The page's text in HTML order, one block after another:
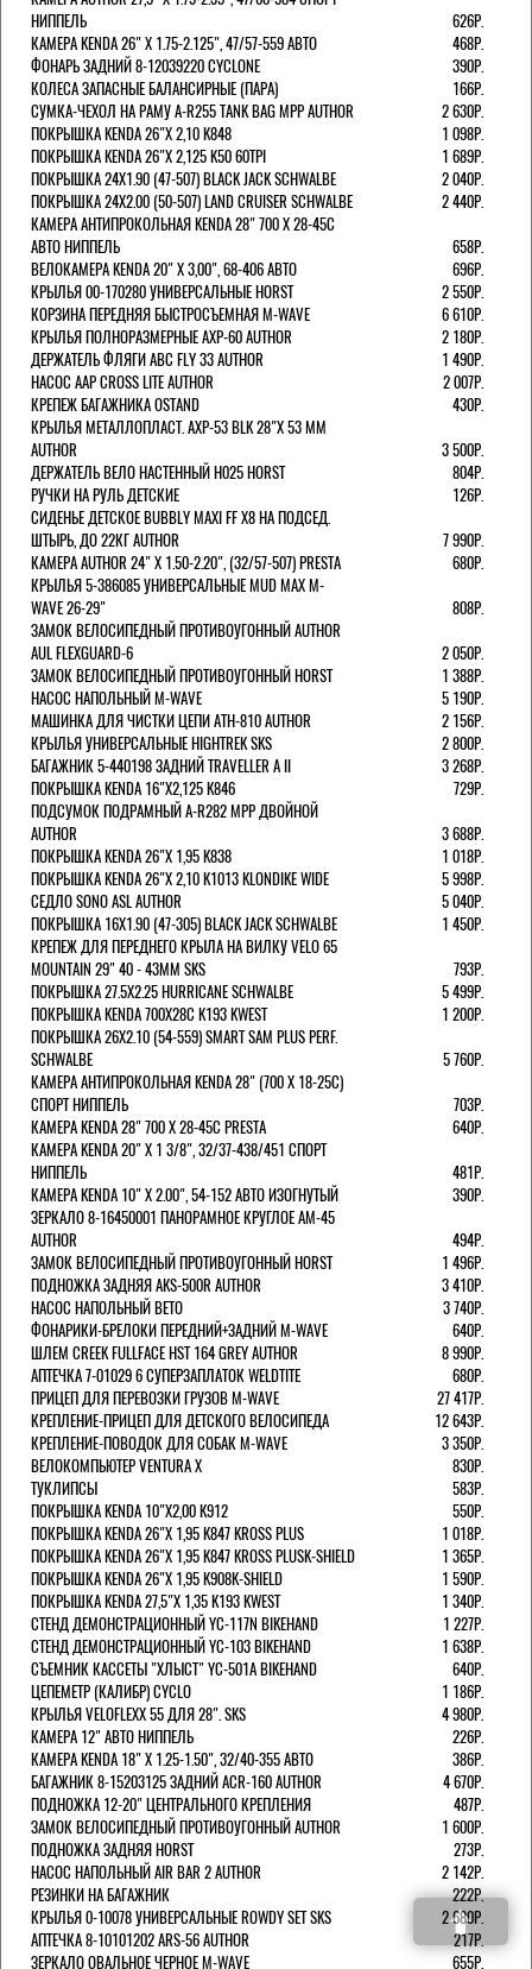
НИППЕЛЬ
626Р.
КАМЕРА KENDA 26" Х 1.75-2.125", 47/57-559 АВТО
468Р.
ФОНАРЬ ЗАДНИЙ 8-12039220 CYCLONE
390Р.
КОЛЕСА ЗАПАСНЫЕ БАЛАНСИРНЫЕ (ПАРА)
166Р.
CУМКА-ЧЕХОЛ НА РАМУ A-R255 TANK BAG MPP AUTHOR
2 630Р.
ПОКРЫШКА KENDA 26"Х 2,10 K848
1 098Р.
ПОКРЫШКА KENDA 26"Х 2,125 K50 60TPI
1 689Р.
ПОКРЫШКА 24X1.90 (47-507) BLACK JACK SCHWALBE
2 040Р.
ПОКРЫШКА 24X2.00 (50-507) LAND CRUISER SCHWALBE
2 440Р.
КАМЕРА АНТИПРОКОЛЬНАЯ KENDA 28" 700 Х 28-45C
АВТО НИППЕЛЬ
658Р.
ВЕЛОКАМЕРА KENDA 20" Х 3,00", 68-406 АВТО
696Р.
КРЫЛЬЯ 00-170280 УНИВЕРСАЛЬНЫЕ HORST
2 550Р.
КОРЗИНА ПЕРЕДНЯЯ БЫСТРОСЪЕМНАЯ M-WAVE
6 610Р.
КРЫЛЬЯ ПОЛНОРАЗМЕРНЫЕ AXP-60 AUTHOR
2 180Р.
ДЕРЖАТЕЛЬ ФЛЯГИ АВС FLY 33 AUTHOR
1 490Р.
НАСОС AAP CROSS LITE AUTHOR
2 007Р.
КРЕПЕЖ БАГАЖНИКА OSTAND
430Р.
КРЫЛЬЯ МЕТАЛЛОПЛАСТ. AXP-53 BLK 28"Х 53 ММ
AUTHOR
3 500Р.
ДЕРЖАТЕЛЬ ВЕЛО НАСТЕННЫЙ H025 HORST
804Р.
РУЧКИ НА РУЛЬ ДЕТСКИЕ
126Р.
СИДЕНЬЕ ДЕТСКОЕ BUBBLY MAXI FF X8 НА ПОДСЕД.
ШТЫРЬ, ДО 22КГ AUTHOR
7 990Р.
КАМЕРА AUTHOR 24" Х 1.50-2.20", (32/57-507) PRESTA
680Р.
КРЫЛЬЯ 5-386085 УНИВЕРСАЛЬНЫЕ MUD MAX M-
WAVE 26-29"
808Р.
ЗАМОК ВЕЛОСИПЕДНЫЙ ПРОТИВОУГОННЫЙ AUTHOR
AUL FLEXGUARD-6
2 050Р.
ЗАМОК ВЕЛОСИПЕДНЫЙ ПРОТИВОУГОННЫЙ HORST
1 388Р.
НАСОС НАПОЛЬНЫЙ M-WAVE
5 190Р.
МАШИНКА ДЛЯ ЧИСТКИ ЦЕПИ ATH-810 AUTHOR
2 156Р.
КРЫЛЬЯ УНИВЕРСАЛЬНЫЕ HIGHTREK SKS
2 800Р.
БАГАЖНИК 5-440198 ЗАДНИЙ TRAVELLER A II
3 268Р.
ПОКРЫШКА KENDA 16"Х2,125 K846
729Р.
ПОДСУМОК ПОДРАМНЫЙ A-R282 MPP ДВОЙНОЙ
AUTHOR
3 688Р.
ПОКРЫШКА KENDA 26"Х 1,95 K838
1 018Р.
ПОКРЫШКА KENDA 26"Х 2,10 K1013 KLONDIKE WIDE
5 998Р.
СЕДЛО SONO ASL AUTHOR
5 040Р.
ПОКРЫШКА 16X1.90 (47-305) BLACK JACK SCHWALBE
1 450Р.
КРЕПЕЖ ДЛЯ ПЕРЕДНЕГО КРЫЛА НА ВИЛКУ VELO 65
MOUNTAIN 29" 40 - 43ММ SKS
793Р.
ПОКРЫШКА 27.5X2.25 HURRICANE SCHWALBE
5 499Р.
ПОКРЫШКА KENDA 700Х28С K193 KWEST
1 200Р.
ПОКРЫШКА 26X2.10 (54-559) SMART SAM PLUS PERF.
SCHWALBE
5 760Р.
КАМЕРА АНТИПРОКОЛЬНАЯ KENDA 28" (700 Х 18-25C)
СПОРТ НИППЕЛЬ
703Р.
КАМЕРА KENDA 28" 700 Х 28-45С PRESTA
640Р.
КАМЕРА KENDA 20" Х 1 3/8", 32/37-438/451 СПОРТ
НИППЕЛЬ
481Р.
КАМЕРА KENDA 10" Х 2.00", 54-152 АВТО ИЗОГНУТЫЙ
390Р.
ЗЕРКАЛО 8-16450001 ПАНОРАМНОЕ КРУГЛОЕ AM-45
AUTHOR
494Р.
ЗАМОК ВЕЛОСИПЕДНЫЙ ПРОТИВОУГОННЫЙ HORST
1 496Р.
ПОДНОЖКА ЗАДНЯЯ AKS-500R AUTHOR
3 410Р.
НАСОС НАПОЛЬНЫЙ BETO
3 740Р.
ФОНАРИКИ-БРЕЛОКИ ПЕРЕДНИЙ+ЗАДНИЙ M-WAVE
640Р.
ШЛЕМ CREEK FULLFACE HST 164 GREY AUTHOR
8 990Р.
АПТЕЧКА 7-01029 6 СУПЕРЗАПЛАТОК WELDTITE
680Р.
ПРИЦЕП ДЛЯ ПЕРЕВОЗКИ ГРУЗОВ M-WAVE
27 417Р.
КРЕПЛЕНИЕ-ПРИЦЕП ДЛЯ ДЕТСКОГО ВЕЛОСИПЕДА
12 643Р.
КРЕПЛЕНИЕ-ПОВОДОК ДЛЯ СОБАК M-WAVE
3 350Р.
ВЕЛОКОМПЬЮТЕР VENTURA Х
830Р.
ТУКЛИПСЫ
583Р.
ПОКРЫШКА KENDA 10"Х2,00 K912
550Р.
ПОКРЫШКА KENDA 26"Х 1,95 K847 KROSS PLUS
1 018Р.
ПОКРЫШКА KENDA 26"Х 1,95 K847 KROSS PLUSK-SHIELD
1 365Р.
ПОКРЫШКА KENDA 26"Х 1,95 K908K-SHIELD
1 590Р.
ПОКРЫШКА KENDA 27,5"Х 1,35 K193 KWEST
1 340Р.
СТЕНД ДЕМОНСТРАЦИОННЫЙ YC-117N BIKEHAND
1 227Р.
СТЕНД ДЕМОНСТРАЦИОННЫЙ YC-103 BIKEHAND
1 638Р.
СЪЕМНИК КАССЕТЫ "ХЛЫСТ" YC-501A BIKEHAND
640Р.
ЦЕПЕМЕТР (КАЛИБР) CYCLO
1 186Р.
КРЫЛЬЯ VELOFLEXX 55 ДЛЯ 28". SKS
4 980Р.
КАМЕРА 12" АВТО НИППЕЛЬ
226Р.
КАМЕРА KENDA 18" Х 1.25-1.50", 32/40-355 АВТО
386Р.
БАГАЖНИК 8-15203125 ЗАДНИЙ ACR-160 AUTHOR
4 670Р.
ПОДНОЖКА 12-20" ЦЕНТРАЛЬНОГО КРЕПЛЕНИЯ
487Р.
ЗАМОК ВЕЛОСИПЕДНЫЙ ПРОТИВОУГОННЫЙ AUTHOR
1 600Р.
ПОДНОЖКА ЗАДНЯЯ HORST
273Р.
НАСОС НАПОЛЬНЫЙ AIR BAR 2 AUTHOR
2 142Р.
РЕЗИНКИ НА БАГАЖНИК
222Р.
КРЫЛЬЯ 0-10078 УНИВЕРСАЛЬНЫЕ ROWDY SET SKS
2 680Р.
АПТЕЧКА 8-10101202 ARS-56 AUTHOR
217Р.
ЗЕРКАЛО ОВАЛЬНОЕ ЧЕРНОЕ M-WAVE
655Р.